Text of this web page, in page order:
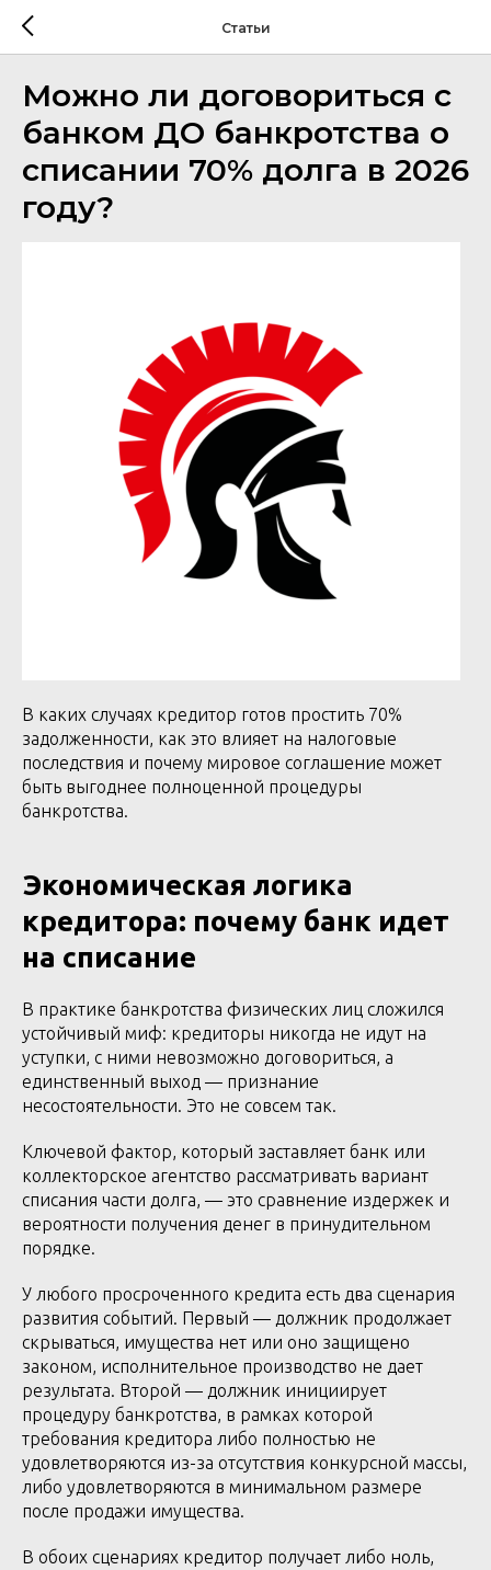
Статьи
Можно ли договориться с
банком ДО банкротства о
списании 70% долга в 2026
году?
В каких случаях кредитор готов простить 70%
задолженности, как это влияет на налоговые
последствия и почему мировое соглашение может
быть выгоднее полноценной процедуры
банкротства.
Экономическая логика
кредитора: почему банк идет
на списание
В практике банкротства физических лиц сложился
устойчивый миф: кредиторы никогда не идут на
уступки, с ними невозможно договориться, а
единственный выход — признание
несостоятельности. Это не совсем так.
Ключевой фактор, который заставляет банк или
коллекторское агентство рассматривать вариант
списания части долга, — это сравнение издержек и
вероятности получения денег в принудительном
порядке.
У любого просроченного кредита есть два сценария
развития событий. Первый — должник продолжает
скрываться, имущества нет или оно защищено
законом, исполнительное производство не дает
результата. Второй — должник инициирует
процедуру банкротства, в рамках которой
требования кредитора либо полностью не
удовлетворяются из-за отсутствия конкурсной массы,
либо удовлетворяются в минимальном размере
после продажи имущества.
В обоих сценариях кредитор получает либо ноль,